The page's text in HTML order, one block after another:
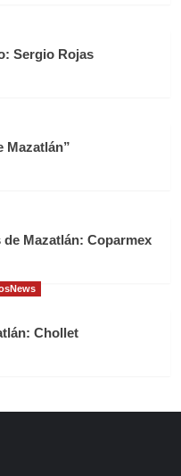
Sergio Rojas
Mazatlán”
Mazatlán: Coparmex
Chollet